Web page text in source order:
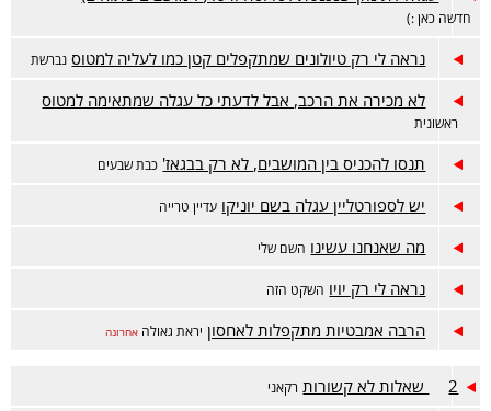
חדשה כאן :)
נראה לי רק טיולונים שמתקפלים קטן כמו לעליה למטוס נברשת
לא מכירה את הרכב, אבל לדעתי כל עגלה שמתאימה למטוס
ראשונית
תנסו להכניס בין המושבים, לא רק בבגאז' כבת שבעים
יש לספורטליין עגלה בשם יוניקו עדיין טרייה
מה שאנחנו עשינו השם שלי
נראה לי רק יויו השקט הזה
הרבה אמבטיות מתקפלות לאחסון יראת גאולה אחרונה
2 שאלות לא קשורות רקאני